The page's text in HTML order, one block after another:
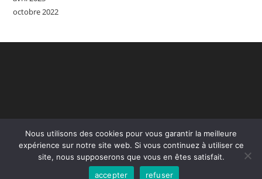
octobre 2022
Accueil Contact Mention Légales
Nous utilisons des cookies pour vous garantir la meilleure
expérience sur notre site web. Si vous continuez à utiliser ce
site, nous supposerons que vous en êtes satisfait.
accepter
refuser